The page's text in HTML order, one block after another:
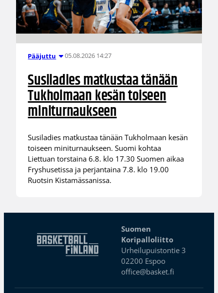
Pääjuttu 05.08.2026 14:27
Susiladies matkustaa tänään
Tukholmaan kesän toiseen
miniturnaukseen
Susiladies matkustaa tänään Tukholmaan kesän
toiseen miniturnaukseen. Suomi kohtaa
Liettuan torstaina 6.8. klo 17.30 Suomen aikaa
Fryshusetissa ja perjantaina 7.8. klo 19.00
Ruotsin Kistamässanissa.
Suomen
Koripalloliitto
Urheilupuistontie 3
02200 Espoo
office@basket.fi